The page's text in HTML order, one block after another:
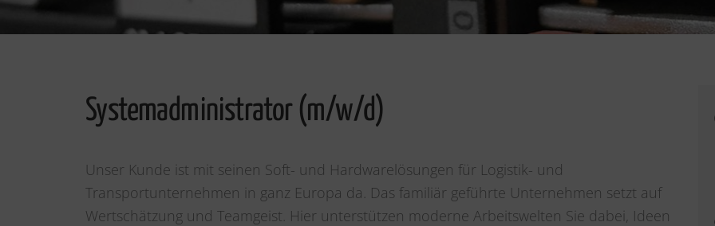
Systemadministrator (m/w/d)
Unser Kunde ist mit seinen Soft- und Hardwarelösungen für Logistik- und
Transportunternehmen in ganz Europa da. Das familiär geführte Unternehmen setzt auf
Wertschätzung und Teamgeist. Hier unterstützen moderne Arbeitswelten Sie dabei, Ideen